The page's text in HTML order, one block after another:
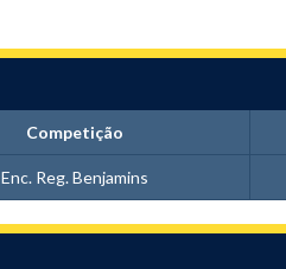
Competição
Enc. Reg. Benjamins